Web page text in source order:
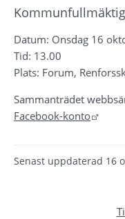
Datum: Onsdag 16
Tid: 13.00
Plats: Forum,
Facebook-konto
Senast uppdaterad 16